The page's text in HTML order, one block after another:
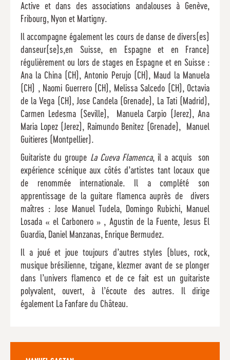
Active et dans des associations andalouses à Genève,
Fribourg, Nyon et Martigny.
Il accompagne également les cours de danse de divers(es)
danseur(se)s,en Suisse, en Espagne et en France)
régulièrement ou lors de stages en Espagne et en Suisse :
Ana la China (CH), Antonio Perujo (CH), Maud la Manuela
(CH) , Naomi Guerrero (CH), Melissa Salcedo (CH), Octavia
de la Vega (CH), Jose Candela (Grenade), La Tati (Madrid),
Carmen Ledesma (Seville), Manuela Carpio (Jerez), Ana
Maria Lopez (Jerez), Raimundo Benitez (Grenade), Manuel
Guitieres (Montpellier).
Guitariste du groupe La Cueva Flamenca, il a acquis son
expérience scénique aux côtés d’artistes tant locaux que
de renommée internationale. Il a complété son
apprentissage de la guitare flamenca auprès de divers
maîtres : Jose Manuel Tudela, Domingo Rubichi, Manuel
Losada « el Carbonero » , Agustin de la Fuente, Jesus El
Guardia, Daniel Manzanas, Enrique Bermudez.
Il a joué et joue toujours d’autres styles (blues, rock,
musique brésilienne, tzigane, klezmer avant de se plonger
dans l’univers flamenco et de ce fait est un guitariste
polyvalent, ouvert, à l’écoute des autres. Il dirige
également La Fanfare du Château.